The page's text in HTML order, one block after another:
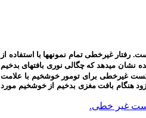
غیرخطی تمام نمونه­ها با استفاده از
نشان می­دهد که چگالی نوری بافت­های بدخیم
غیر­خطی برای تومور خوش­خیم با علامت
هنگام بافت مغزی بدخیم از خوش­خیم مورد
غیر خطی.